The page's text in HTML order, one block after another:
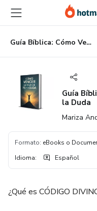
principal
página
de
página
Guía Bíblica: Cómo Vencer la Falta de Fe y la Duda
Guía
la Duda
Mariza
Formato: eBooks o
Idioma: Español
¿Qué es CÓDIGO